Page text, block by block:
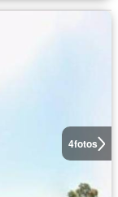
4fotos